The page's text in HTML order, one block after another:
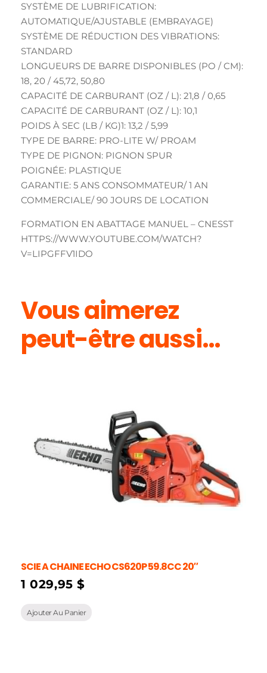
SYSTÈME DE LUBRIFICATION:
AUTOMATIQUE/AJUSTABLE (EMBRAYAGE)
SYSTÈME DE RÉDUCTION DES VIBRATIONS:
STANDARD
LONGUEURS DE BARRE DISPONIBLES (PO / CM):
18, 20 / 45,72, 50,80
CAPACITÉ DE CARBURANT (OZ / L): 21,8 / 0,65
CAPACITÉ DE CARBURANT (OZ / L): 10,1
POIDS À SEC (LB / KG)1: 13,2 / 5,99
TYPE DE BARRE: PRO-LITE W/ PROAM
TYPE DE PIGNON: PIGNON SPUR
POIGNÉE: PLASTIQUE
GARANTIE: 5 ANS CONSOMMATEUR/ 1 AN
COMMERCIALE/ 90 JOURS DE LOCATION
FORMATION EN ABATTAGE MANUEL – CNESST
HTTPS://WWW.YOUTUBE.COM/WATCH?
V=LIPGFFV1IDO
Vous aimerez
peut-être aussi…
SCIE A CHAINE ECHO CS620P 59.8CC 20″
1 029,95$
Ajouter Au Panier